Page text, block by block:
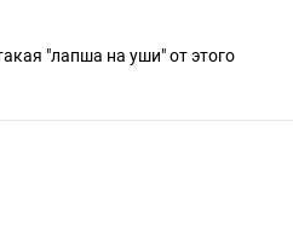
"лапша на уши" от этого